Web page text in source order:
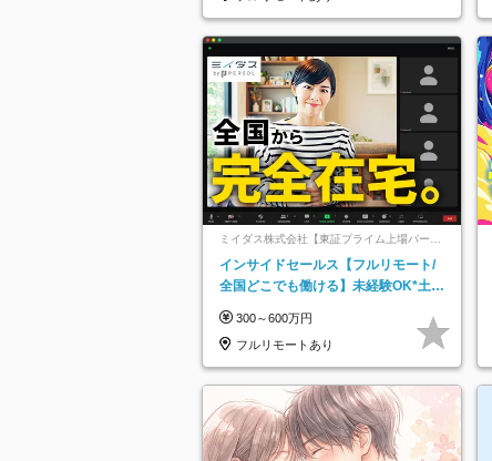
ミイダス株式会社【東証プライム上場パーソ
インサイドセールス【フルリモート/
全国どこでも働ける】未経験OK*土日
300～600万円
フルリモートあり